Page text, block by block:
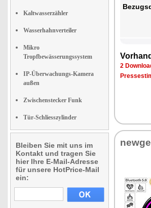
Kaltwasserzähler
Wasserhahnverteiler
Mikro
Tropfbewässerungssystem
IP-Überwachungs-Kamera
außen
Zwischenstecker Funk
Tür-Schliesszylinder
Bleiben Sie mit uns im
Kontakt und tragen Sie
hier Ihre E-Mail-Adresse
für unsere HotPrice-Mail
ein:
2